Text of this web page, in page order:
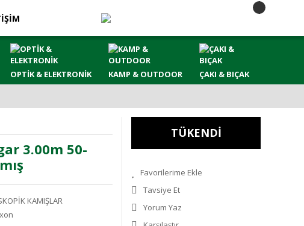
OPTİK & ELEKTRONİK KAMP & OUTDOOR
ÇAKI & BIÇAK
3.00m 50-
KAMIŞLAR
TÜKENDİ
Tavsiye Et
Yorum Yaz